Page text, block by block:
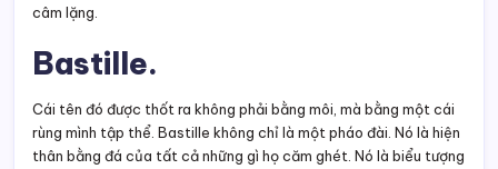
câm lặng.
Bastille.
Cái tên đó được thốt ra không phải bằng môi, mà bằng một cái
rùng mình tập thể. Bastille không chỉ là một pháo đài. Nó là hiện
thân bằng đá của tất cả những gì họ căm ghét. Nó là biểu tượng